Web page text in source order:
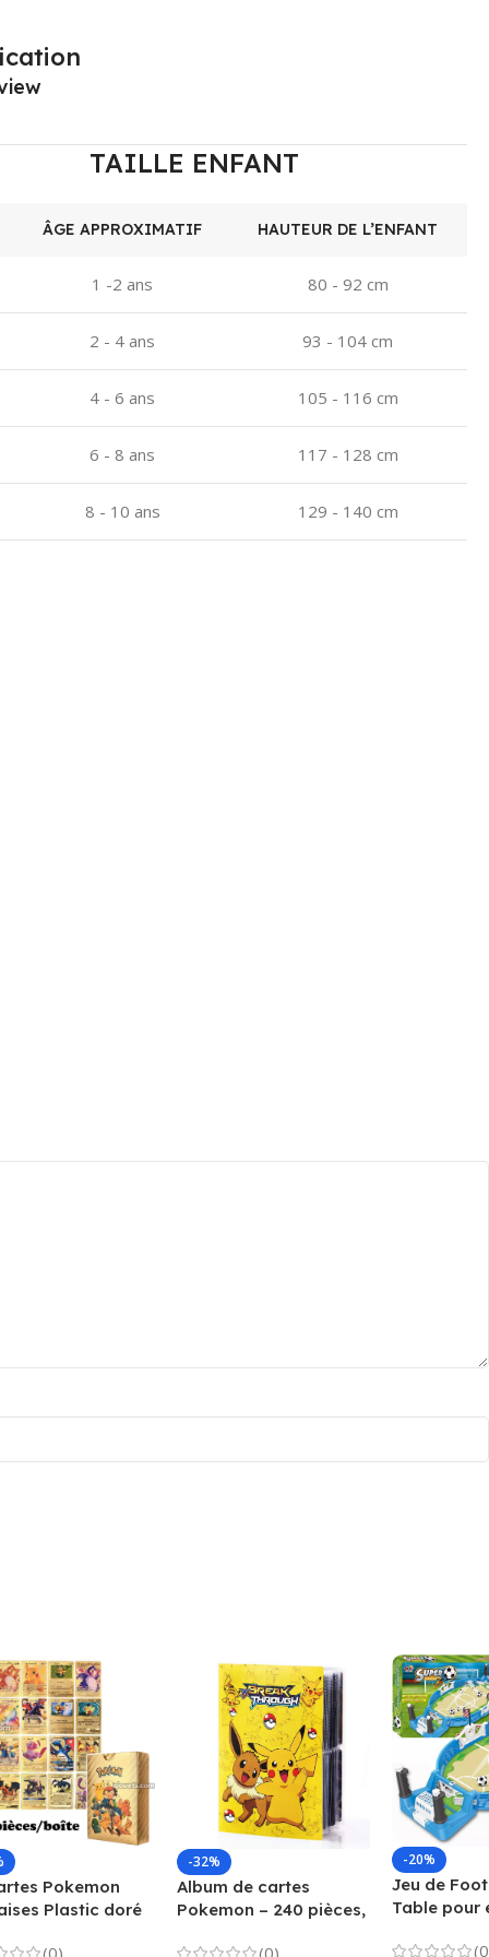
TAILLE ENFANT
ÂGE APPROXIMATIF HAUTEUR DE L’ENFANT
1 -2 ans 80 - 92 cm
2 - 4 ans 93 - 104 cm
4 - 6 ans 105 - 116 cm
6 - 8 ans 117 - 128 cm
8 - 10 ans 129 - 140 cm
Pokemon
Plastic doré
(0)
-32%
Album de cartes
Pokemon – 240 pièces,
(0)
-20%
Jeu de
Table pour